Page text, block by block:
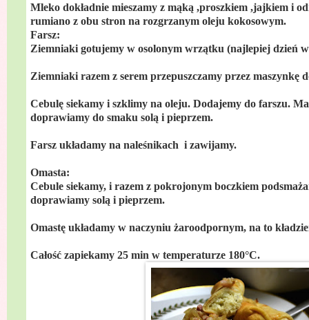
Mleko dokładnie mieszamy z mąką ,proszkiem ,jajkiem i
rumiano z obu stron na rozgrzanym oleju kokosowym.
Farsz:
Ziemniaki gotujemy w osolonym wrzątku (najlepiej dzień
Ziemniaki razem z serem przepuszczamy przez maszynkę
Cebulę siekamy i szklimy na oleju. Dodajemy do farszu.
doprawiamy do smaku solą i pieprzem.
Farsz układamy na naleśnikach i zawijamy.
Omasta:
Cebule siekamy, i razem z pokrojonym boczkiem
doprawiamy solą i pieprzem.
Omastę układamy w naczyniu żaroodpornym, na to
Całość zapiekamy 25 min w temperaturze 180°C.